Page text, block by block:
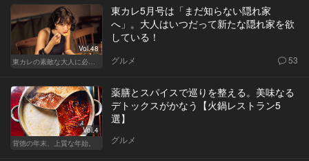
Vol.48
東カレの素敵な大人に必要なこと
東カレ5月号は「まだ知らない隠れ家
へ」。大人はいつだって新たな隠れ家を欲
している！
グルメ 53
Vol.4
背徳の年末、上質な年始。
薬膳とスパイスで巡りを整える。美味なる
デトックスがかなう【火鍋レストラン5
選】
グルメ